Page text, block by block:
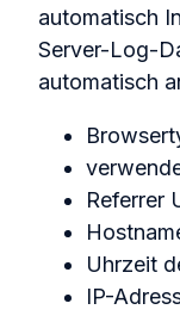
automatisch
Server-Log-
automatisch
Referrer
Uhrzeit
IP-